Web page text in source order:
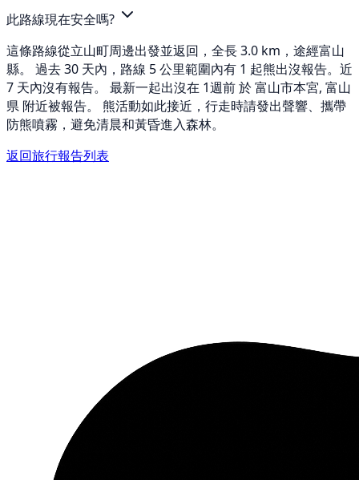
此路線現在安全嗎?
這條路線從立山町周邊出發並返回，全長 3.0 km，途經富山
縣。 過去 30 天內，路線 5 公里範圍內有 1 起熊出沒報告。近
7 天內沒有報告。 最新一起出沒在 1週前 於 富山市本宮, 富山
県 附近被報告。 熊活動如此接近，行走時請發出聲響、攜帶
防熊噴霧，避免清晨和黃昏進入森林。
返回旅行報告列表